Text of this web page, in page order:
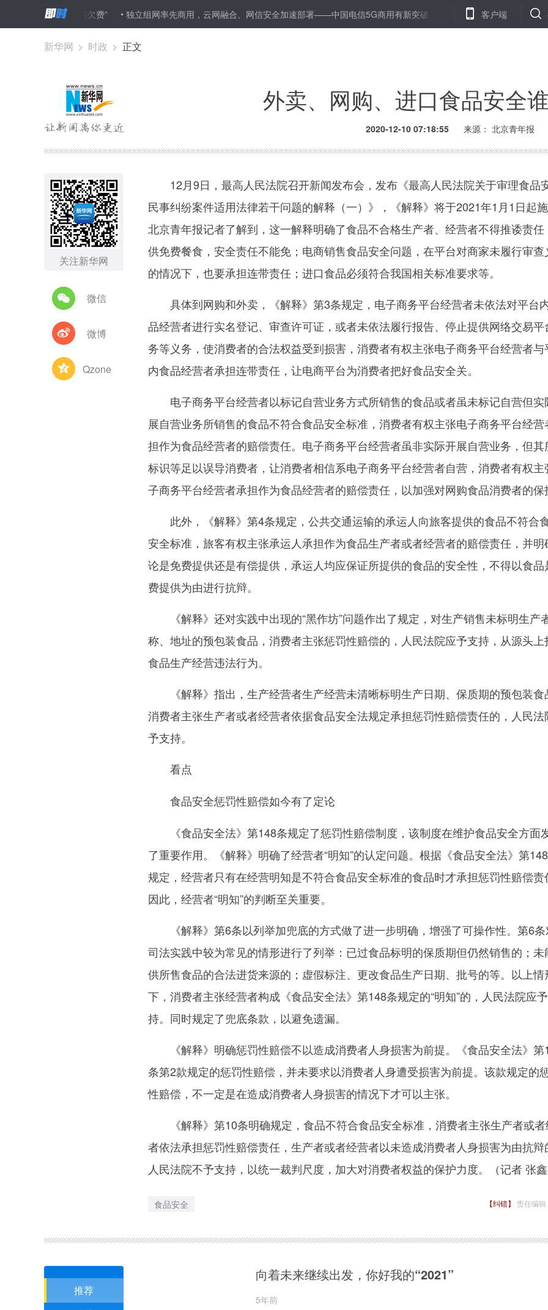
月须“还清欠费” 独立组网率先商用，云网融合、网信安全加速部署——中国电信5G商用有新突破 北京：小客车指标调控管理系统昨起
客户端
新华网 > 时政 > 正文
外卖、网购、进口食品安全
2020-12-10 07:18:55 来源： 北京青年报
关注新华网
微信
微博
Qzone
12月9日，最高人民法院召开新闻发布会，发布《最高人民法院关于审理食品
民事纠纷案件适用法律若干问题的解释（一）》，《解释》将于2021年1月1日起施
北京青年报记者了解到，这一解释明确了食品不合格生产者、经营者不得推诿责任
供免费餐食，安全责任不能免；电商销售食品安全问题，在平台对商家未履行审查
的情况下，也要承担连带责任；进口食品必须符合我国相关标准要求等。
具体到网购和外卖，《解释》第3条规定，电子商务平台经营者未依法对平台
品经营者进行实名登记、审查许可证，或者未依法履行报告、停止提供网络交易平
务等义务，使消费者的合法权益受到损害，消费者有权主张电子商务平台经营者与
内食品经营者承担连带责任，让电商平台为消费者把好食品安全关。
电子商务平台经营者以标记自营业务方式所销售的食品或者虽未标记自营但实
展自营业务所销售的食品不符合食品安全标准，消费者有权主张电子商务平台经营
担作为食品经营者的赔偿责任。电子商务平台经营者虽非实际开展自营业务，但其
标识等足以误导消费者，让消费者相信系电子商务平台经营者自营，消费者有权主
子商务平台经营者承担作为食品经营者的赔偿责任，以加强对网购食品消费者的保
此外，《解释》第4条规定，公共交通运输的承运人向旅客提供的食品不符合
安全标准，旅客有权主张承运人承担作为食品生产者或者经营者的赔偿责任，并明
论是免费提供还是有偿提供，承运人均应保证所提供的食品的安全性，不得以食品
费提供为由进行抗辩。
《解释》还对实践中出现的“黑作坊”问题作出了规定，对生产销售未标明生产
称、地址的预包装食品，消费者主张惩罚性赔偿的，人民法院应予支持，从源头上
食品生产经营违法行为。
《解释》指出，生产经营者生产经营未清晰标明生产日期、保质期的预包装食
消费者主张生产者或者经营者依据食品安全法规定承担惩罚性赔偿责任的，人民法
予支持。
看点
食品安全惩罚性赔偿如今有了定论
《食品安全法》第148条规定了惩罚性赔偿制度，该制度在维护食品安全方面
了重要作用。《解释》明确了经营者“明知”的认定问题。根据《食品安全法》第
规定，经营者只有在经营明知是不符合食品安全标准的食品时才承担惩罚性赔偿责
因此，经营者“明知”的判断至关重要。
《解释》第6条以列举加兜底的方式做了进一步明确，增强了可操作性。第6条
司法实践中较为常见的情形进行了列举：已过食品标明的保质期但仍然销售的；未
供所售食品的合法进货来源的；虚假标注、更改食品生产日期、批号的等。以上情
下，消费者主张经营者构成《食品安全法》第148条规定的“明知”的，人民法院应
持。同时规定了兜底条款，以避免遗漏。
《解释》明确惩罚性赔偿不以造成消费者人身损害为前提。《食品安全法》第
条第2款规定的惩罚性赔偿，并未要求以消费者人身遭受损害为前提。该款规定的
性赔偿，不一定是在造成消费者人身损害的情况下才可以主张。
《解释》第10条明确规定，食品不符合食品安全标准，消费者主张生产者或者
者依法承担惩罚性赔偿责任，生产者或者经营者以未造成消费者人身损害为由抗辩
人民法院不予支持，以统一裁判尺度，加大对消费者权益的保护力度。（记者 张鑫
食品安全 【纠错】 责任编
推荐
向着未来继续出发，你好我的“2021”
5年前